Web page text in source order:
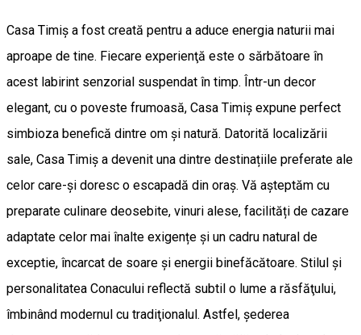
Casa Timiş a fost creată pentru a aduce energia naturii mai
aproape de tine. Fiecare experienţă este o sărbătoare în
acest labirint senzorial suspendat în timp. Într-un decor
elegant, cu o poveste frumoasă, Casa Timiş expune perfect
simbioza benefică dintre om și natură. Datorită localizării
sale, Casa Timiș a devenit una dintre destinațiile preferate ale
celor care-și doresc o escapadă din oraș. Vă așteptăm cu
preparate culinare deosebite, vinuri alese, facilități de cazare
adaptate celor mai înalte exigențe și un cadru natural de
exceptie, încarcat de soare și energii binefăcătoare. Stilul și
personalitatea Conacului reflectă subtil o lume a răsfăţului,
îmbinând modernul cu tradiţionalul. Astfel, șederea